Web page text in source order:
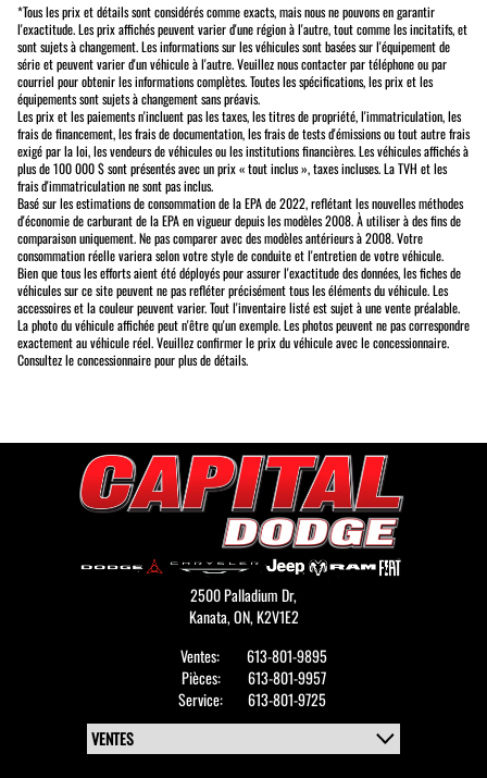
*Tous les prix et détails sont considérés comme exacts, mais nous ne pouvons en garantir
l'exactitude. Les prix affichés peuvent varier d'une région à l'autre, tout comme les incitatifs, et
sont sujets à changement. Les informations sur les véhicules sont basées sur l'équipement de
série et peuvent varier d'un véhicule à l'autre. Veuillez nous contacter par téléphone ou par
courriel pour obtenir les informations complètes. Toutes les spécifications, les prix et les
équipements sont sujets à changement sans préavis.
Les prix et les paiements n'incluent pas les taxes, les titres de propriété, l'immatriculation, les
frais de financement, les frais de documentation, les frais de tests d'émissions ou tout autre frais
exigé par la loi, les vendeurs de véhicules ou les institutions financières. Les véhicules affichés à
plus de 100 000 $ sont présentés avec un prix « tout inclus », taxes incluses. La TVH et les
frais d'immatriculation ne sont pas inclus.
Basé sur les estimations de consommation de la EPA de 2022, reflétant les nouvelles méthodes
d'économie de carburant de la EPA en vigueur depuis les modèles 2008. À utiliser à des fins de
comparaison uniquement. Ne pas comparer avec des modèles antérieurs à 2008. Votre
consommation réelle variera selon votre style de conduite et l'entretien de votre véhicule.
Bien que tous les efforts aient été déployés pour assurer l'exactitude des données, les fiches de
véhicules sur ce site peuvent ne pas refléter précisément tous les éléments du véhicule. Les
accessoires et la couleur peuvent varier. Tout l'inventaire listé est sujet à une vente préalable.
La photo du véhicule affichée peut n'être qu'un exemple. Les photos peuvent ne pas correspondre
exactement au véhicule réel. Veuillez confirmer le prix du véhicule avec le concessionnaire.
Consultez le concessionnaire pour plus de détails.
2500 Palladium Dr,
Kanata,ON, K2V1E2
Ventes:
613-801-9895
Pièces:
613-801-9957
Service:
613-801-9725